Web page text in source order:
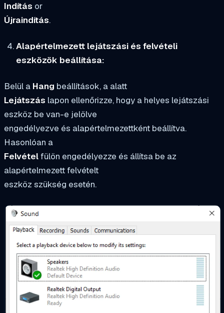
Indítás or
Újraindítás.
Alapértelmezett lejátszási és felvételi
eszközök beállítása:
Belül a Hang beállítások, a alatt
Lejátszás lapon ellenőrizze, hogy a helyes lejátszási
eszköz be van-e jelölve
engedélyezve és alapértelmezettként beállítva.
Hasonlóan a
Felvételfülön engedélyezze és állítsa be az
alapértelmezett felvételt
eszköz szükség esetén.